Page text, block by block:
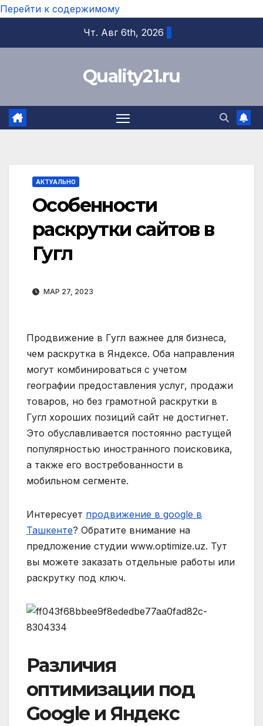
Перейти к содержимому
Чт. Авг 6th, 2026
Quality21.ru
АКТУАЛЬНО
Особенности
раскрутки сайтов в
Гугл
МАР 27, 2023
Продвижение в Гугл важнее для бизнеса,
чем раскрутка в Яндексе. Оба направления
могут комбинироваться с учетом
географии предоставления услуг, продажи
товаров, но без грамотной раскрутки в
Гугл хороших позиций сайт не достигнет.
Это обуславливается постоянно растущей
популярностью иностранного поисковика,
а также его востребованности в
мобильном сегменте.
Интересует продвижение в google в
Ташкенте? Обратите внимание на
предложение студии www.optimize.uz. Тут
вы можете заказать отдельные работы или
раскрутку под ключ.
Различия
оптимизации под
Google и Яндекс